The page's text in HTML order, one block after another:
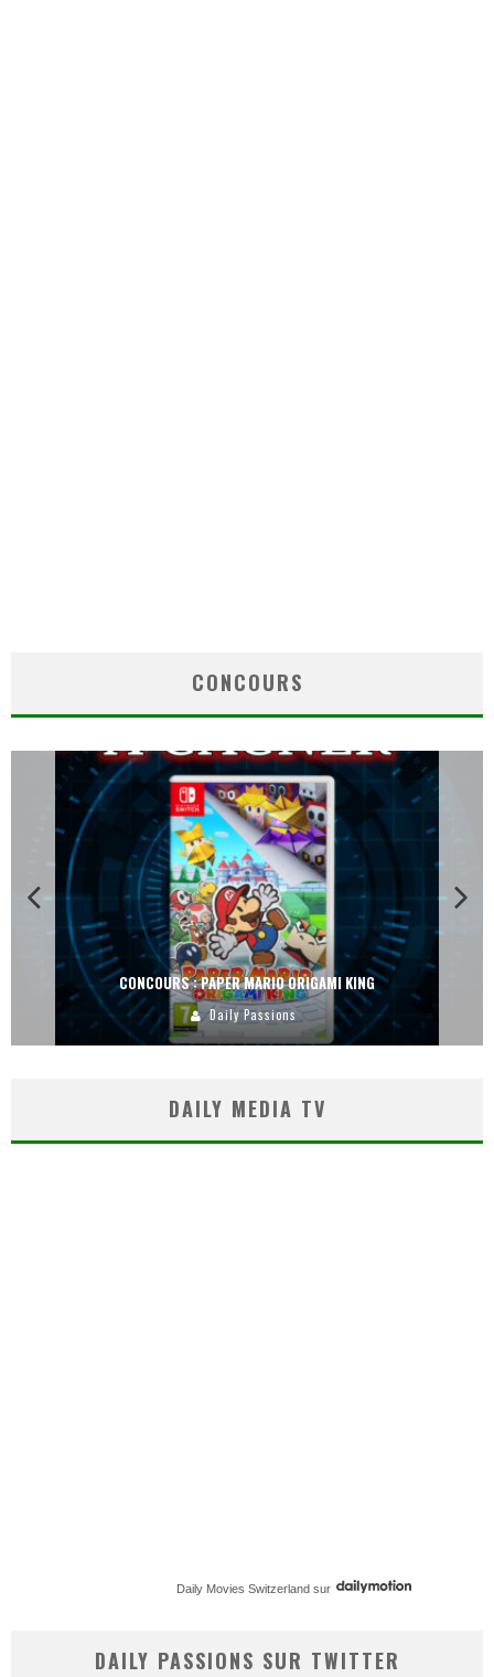
CONCOURS
CONCOURS : PAPER MARIO ORIGAMI KING
Daily Passions
DAILY MEDIA TV
Daily Movies Switzerland sur
DAILY PASSIONS SUR TWITTER